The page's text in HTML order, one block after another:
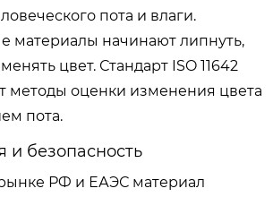
пота и влаги.
материалы начинают липнуть,
цвет. Стандарт ISO 11642
методы оценки изменения цвета
пота.
и безопасность
РФ и ЕАЭС материал